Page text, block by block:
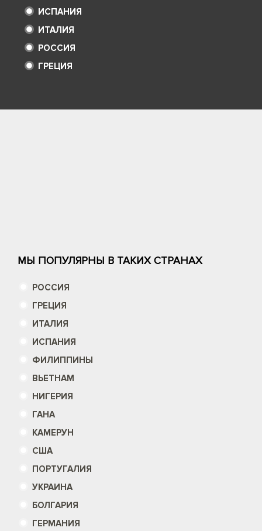
ИСПАНИЯ
ИТАЛИЯ
РОССИЯ
ГРЕЦИЯ
МЫ ПОПУЛЯРНЫ В ТАКИХ СТРАНАХ
РОССИЯ
ГРЕЦИЯ
ИТАЛИЯ
ИСПАНИЯ
ФИЛИППИНЫ
ВЬЕТНАМ
НИГЕРИЯ
ГАНА
КАМЕРУН
США
ПОРТУГАЛИЯ
УКРАИНА
БОЛГАРИЯ
ГЕРМАНИЯ